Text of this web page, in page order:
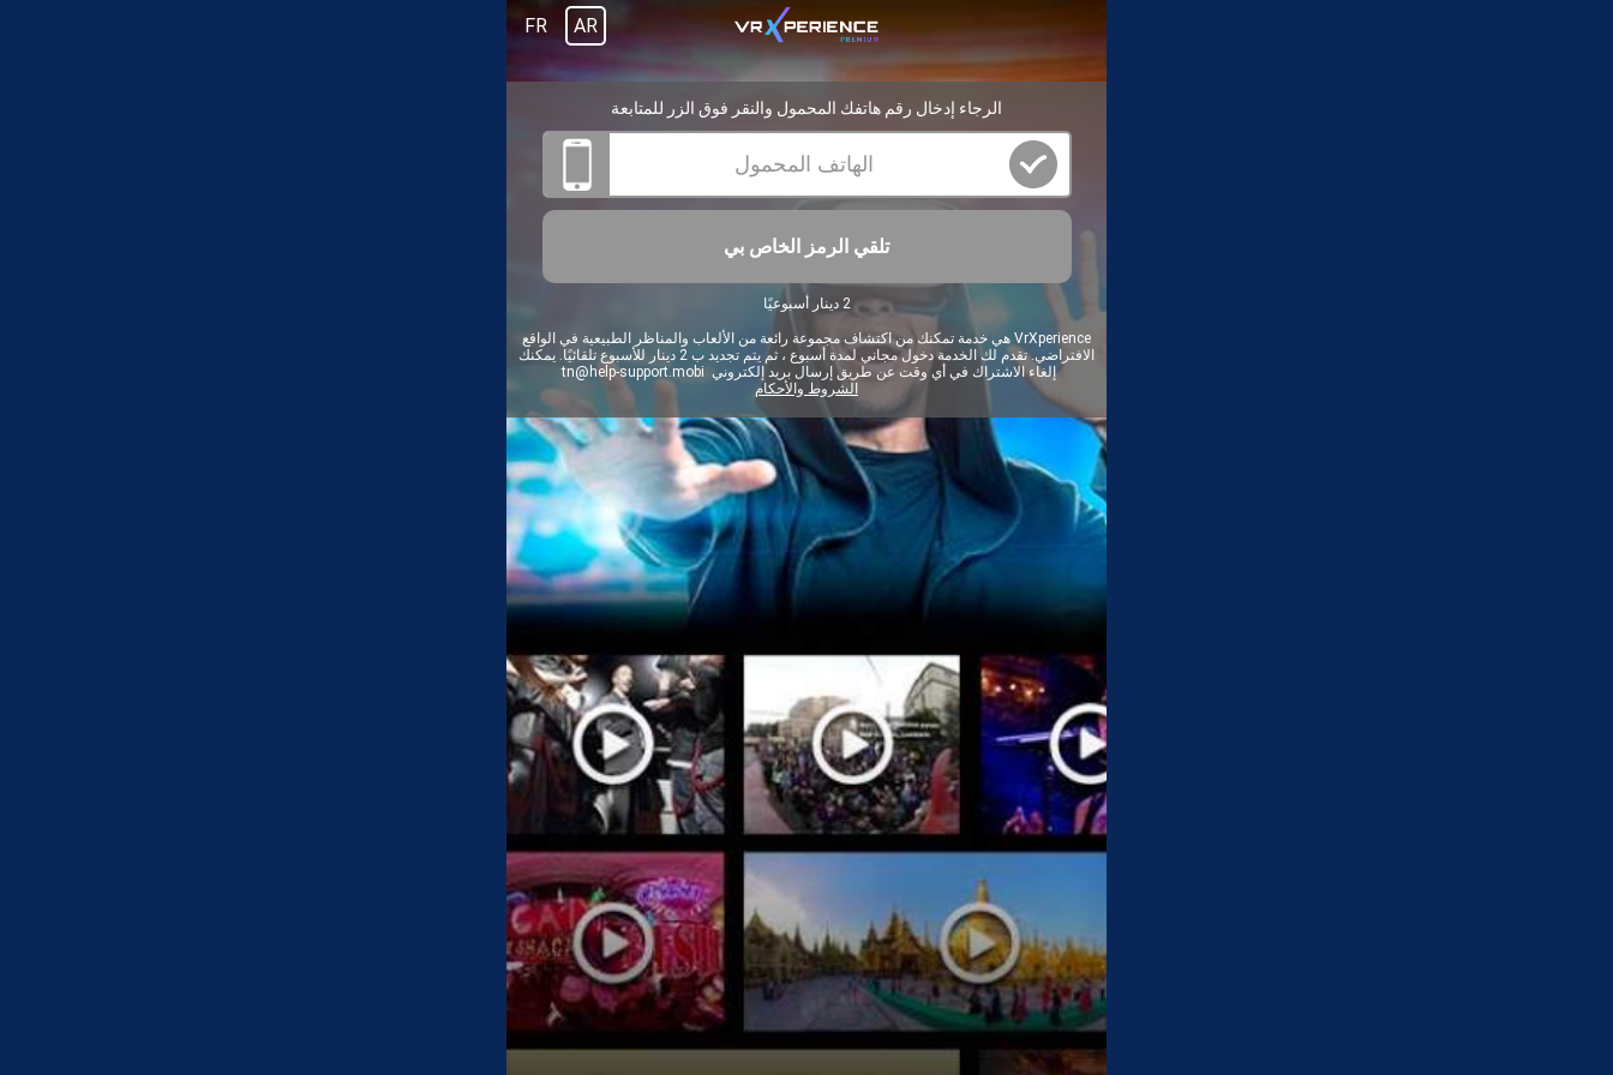
AR
FR
الرجاء إدخال رقم هاتفك المحمول والنقر فوق الزر للمتابعة
تلقي الرمز الخاص بي
2 دينار أسبوعيًا
VrXperience هي خدمة تمكنك من اكتشاف مجموعة رائعة من الألعاب والمناظر الطبيعية في الواقع
الافتراضي. تقدم لك الخدمة دخول مجاني لمدة أسبوع ، ثم يتم تجديد ب 2 دينار للأسبوع تلقائيًا. يمكنك
إلغاء الاشتراك في أي وقت عن طريق إرسال بريد إلكتروني tn@help-support.mobi
الشروط والأحكام